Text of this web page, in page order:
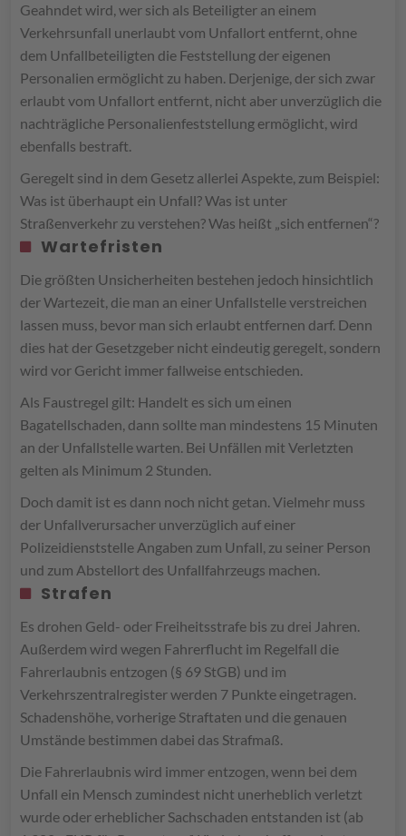
Geahndet wird, wer sich als Beteiligter an einem
Verkehrsunfall unerlaubt vom Unfallort entfernt, ohne
dem Unfallbeteiligten die Feststellung der eigenen
Personalien ermöglicht zu haben. Derjenige, der sich zwar
erlaubt vom Unfallort entfernt, nicht aber unverzüglich die
nachträgliche Personalienfeststellung ermöglicht, wird
ebenfalls bestraft.
Geregelt sind in dem Gesetz allerlei Aspekte, zum Beispiel:
Was ist überhaupt ein Unfall? Was ist unter
Straßenverkehr zu verstehen? Was heißt „sich entfernen“?
Wartefristen
Die größten Unsicherheiten bestehen jedoch hinsichtlich
der Wartezeit, die man an einer Unfallstelle verstreichen
lassen muss, bevor man sich erlaubt entfernen darf. Denn
dies hat der Gesetzgeber nicht eindeutig geregelt, sondern
wird vor Gericht immer fallweise entschieden.
Als Faustregel gilt: Handelt es sich um einen
Bagatellschaden, dann sollte man mindestens 15 Minuten
an der Unfallstelle warten. Bei Unfällen mit Verletzten
gelten als Minimum 2 Stunden.
Doch damit ist es dann noch nicht getan. Vielmehr muss
der Unfallverursacher unverzüglich auf einer
Polizeidienststelle Angaben zum Unfall, zu seiner Person
und zum Abstellort des Unfallfahrzeugs machen.
Strafen
Es drohen Geld- oder Freiheitsstrafe bis zu drei Jahren.
Außerdem wird wegen Fahrerflucht im Regelfall die
Fahrerlaubnis entzogen (§ 69 StGB) und im
Verkehrszentralregister werden 7 Punkte eingetragen.
Schadenshöhe, vorherige Straftaten und die genauen
Umstände bestimmen dabei das Strafmaß.
Die Fahrerlaubnis wird immer entzogen, wenn bei dem
Unfall ein Mensch zumindest nicht unerheblich verletzt
wurde oder erheblicher Sachschaden entstanden ist (ab